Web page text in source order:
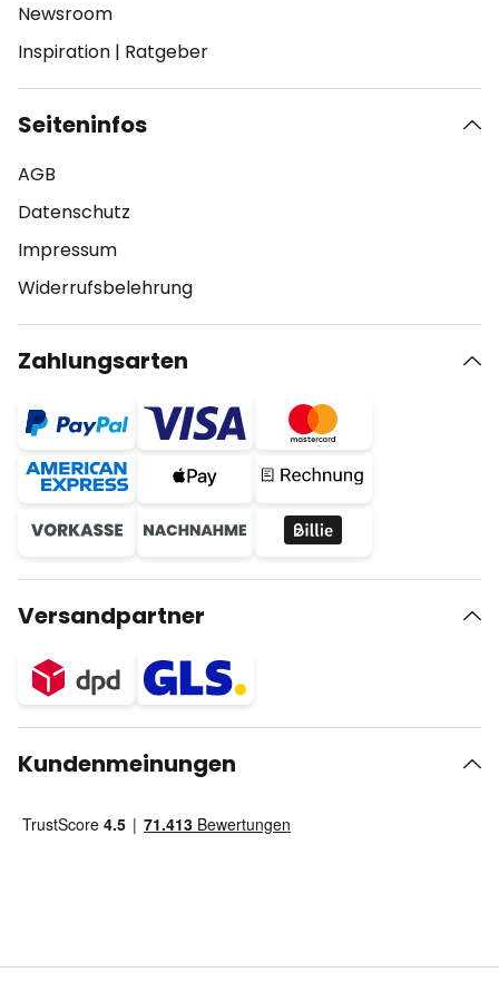
Newsroom
Inspiration | Ratgeber
Seiteninfos
AGB
Datenschutz
Impressum
Widerrufsbelehrung
Zahlungsarten
Versandpartner
Kundenmeinungen